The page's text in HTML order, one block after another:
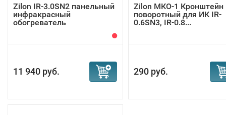
Zilon IR-3.0SN2 панельный
инфракрасный
обогреватель
11 940 руб.
Zilon МКО-1 Кронштейн
поворотный для ИК IR-
0.6SN3, IR-0.8...
290 руб.